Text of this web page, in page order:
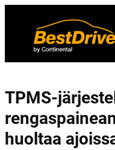
TPMS-
huoltaa